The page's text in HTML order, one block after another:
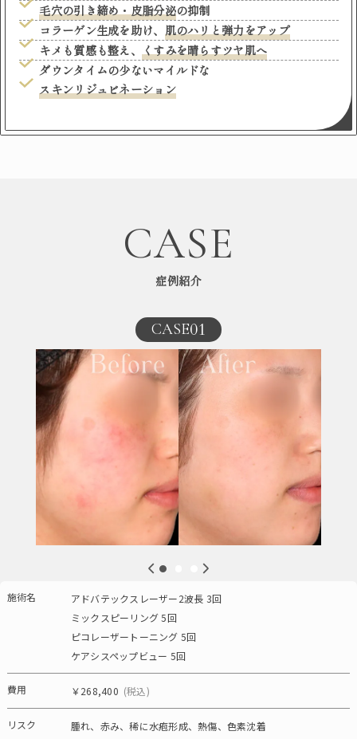
毛穴の引き締め・皮脂分泌の抑制
コラーゲン生成を助け、 肌のハリと弾力をアップ
キメも質感も整え、
くすみを晴らすツヤ肌へ
ダウンタイムの少ないマイルドな
スキンリジュビネーション
CASE
症例紹介
CASE01
施術名
アドバテックスレーザー2波長 3回
ミックスピーリング 5回
ピコレーザートーニング 5回
ケアシスペップビュー 5回
費用 ￥268,400 (税込)
リスク 腫れ、赤み、稀に水疱形成、熱傷、色素沈着